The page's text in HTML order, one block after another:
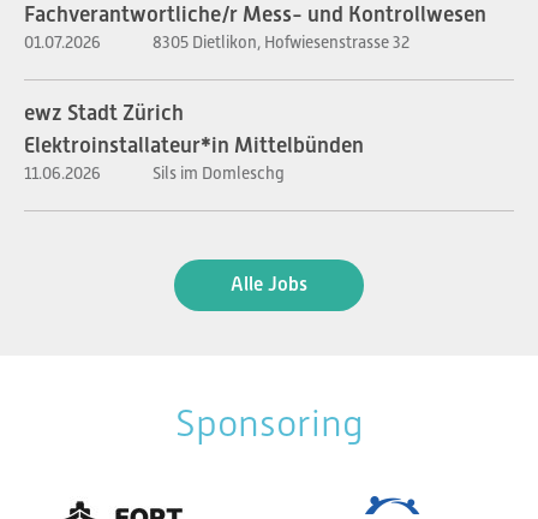
Fachverantwortliche/r Mess- und Kontrollwesen
01.07.2026 8305 Dietlikon, Hofwiesenstrasse 32
ewz Stadt Zürich
Elektroinstallateur*in Mittelbünden
11.06.2026 Sils im Domleschg
Alle Jobs
Sponsoring